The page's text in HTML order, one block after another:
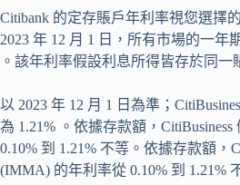
Citibank 的定存賬戶年利率視您選擇
2023 年 12 月 1 日，所有市場的一年
。該年利率假設利息所得皆存於同一
以 2023 年 12 月 1 日為準；
為 1.21% 。依據存款額，
0.10% 到 1.21% 不等。依據存款額，
(IMMA) 的年利率從 0.10% 到 1.21%